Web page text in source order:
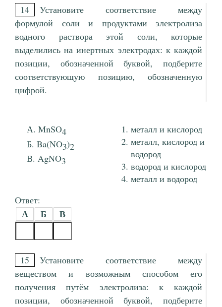
14
Установите соответствие между
формулой соли и продуктами электролиза
водного раствора этой соли, которые
выделились на инертных электродах: к каждой
позиции, обозначенной буквой, подберите
соответствующую позицию, обозначенную
цифрой.
MnSO4
Ba(NO3)2
AgNO3
металл и кислород
металл, кислород и
водород
водород и кислород
металл и водород
Ответ:
А Б В
15
Установите соответствие между
веществом и возможным способом его
получения путём электролиза: к каждой
позиции, обозначенной буквой, подберите